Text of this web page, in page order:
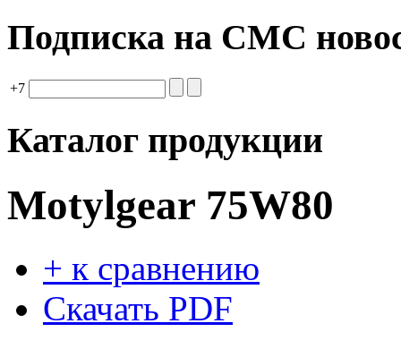
Подписка на СМС
+7
Каталог продукции
Motylgear 75W80
+ к сравнению
Скачать PDF